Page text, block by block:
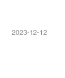
2023-12-12